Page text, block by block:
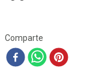
Comparte